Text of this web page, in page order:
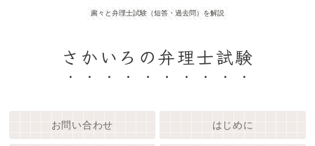
粛々と弁理士試験（短答・過去問）を解説
さかいろの弁理士試験
お問い合わせ はじめに